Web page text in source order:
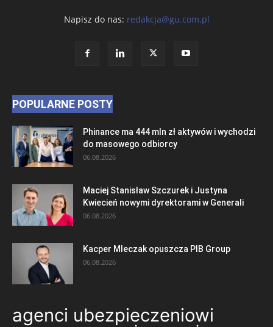
Napisz do nas: redakcja@gu.com.pl
POPULARNE POSTY
Phinance ma 444 mln zł aktywów i wychodzi
do masowego odbiorcy
06.08.2026
Maciej Stanisław Szczurek i Justyna
Kwiecień nowymi dyrektorami w Generali
06.08.2026
Kacper Mleczak opuszcza PIB Group
06.08.2026
agenci ubezpieczeniowi